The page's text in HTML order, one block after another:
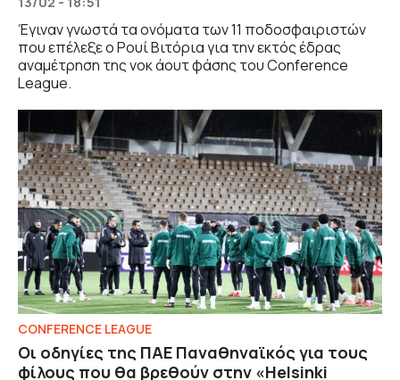
Έγιναν γνωστά τα ονόματα των 11 ποδοσφαιριστών
που επέλεξε ο Ρουί Βιτόρια για την εκτός έδρας
αναμέτρηση της νοκ άουτ φάσης του Conference
League.
CONFERENCE LEAGUE
Οι οδηγίες της ΠΑΕ Παναθηναϊκός για τους
φίλους που θα βρεθούν στην «Helsinki